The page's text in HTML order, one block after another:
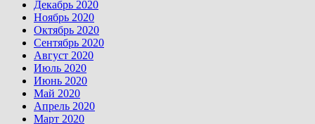
Декабрь 2020
Ноябрь 2020
Октябрь 2020
Сентябрь 2020
Август 2020
Июль 2020
Июнь 2020
Май 2020
Апрель 2020
Март 2020